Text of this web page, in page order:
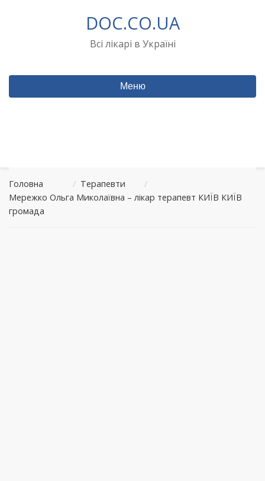
DOC.CO.UA
Всі лікарі в Україні
Меню
Головна / Терапевти
/
Мережко Ольга Миколаївна – лікар терапевт КИЇВ КИЇВ
громада